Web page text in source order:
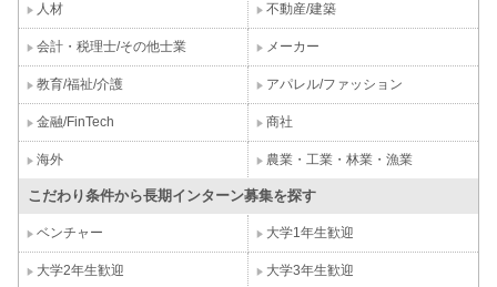
人材 不動産/建築
会計・税理士/その他士業 メーカー
教育/福祉/介護 アパレル/ファッション
金融/FinTech 商社
海外 農業・工業・林業・漁業
こだわり条件から長期インターン募集を探す
ベンチャー 大学1年生歓迎
大学2年生歓迎 大学3年生歓迎